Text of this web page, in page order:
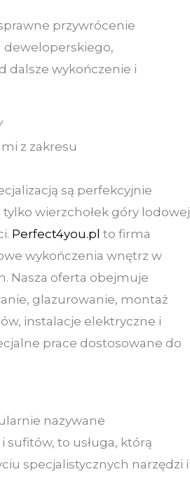
przywrócenie
deweloperskiego,
dalsze wykończenie i
z zakresu
są perfekcyjnie
tylko wierzchołek góry lodowej
Perfect4you.pl to firma
wykończenia wnętrz w
Nasza oferta obejmuje
glazurowanie, montaż
instalacje elektryczne i
prace dostosowane do
nazywane
sufitów, to usługa, którą
specjalistycznych narzędzi i